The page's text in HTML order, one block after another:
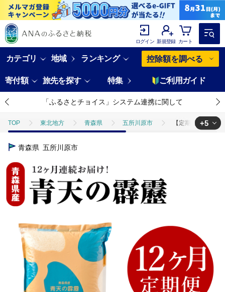
ログイン 新規登録 カート
カテゴリ 地域 ランキング 控除額を調べる
寄付額 旅先を探す 特集 ご利用ガイド
「ふるさとチョイス」システム連携に関して
TOP 東北地方 青森県 五所川原市 【定期便12ヶ月
TOP
TOP
TOP 米・穀物 精米 【定期便12ヶ月】米 青天の
TOP 米・穀物 米 ほかの米 【定期便12ヶ月】米 青
+5
青森県 五所川原市